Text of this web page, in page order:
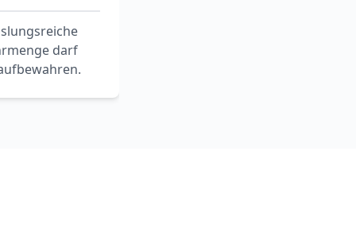
darf